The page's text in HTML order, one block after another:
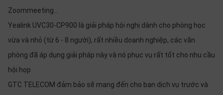
Zoommeeting...
Yealink UVC30-CP900 là giải pháp hội nghị dành cho phòng học
vừa và nhỏ (từ 6 - 8 người), rất nhiều doanh nghiệp, các văn
phòng đã áp dụng giải pháp này và nó phục vụ rất tốt cho nhu cầu
hội họp
GTC TELECOM đảm bảo sẽ mang đến cho bạn dịch vụ trước và